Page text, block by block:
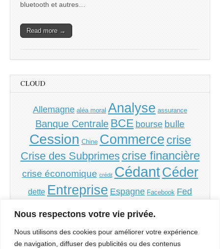
Nous respectons votre vie privée.
Nous utilisons des cookies pour améliorer votre expérience
de navigation, diffuser des publicités ou des contenus
bluetooth et autres…
Read more →
CLOUD
Allemagne aléa moral Analyse assurance
Banque Centrale BCE bourse bulle
Cession Chine Commerce crise
Crise des Subprimes crise financière
crise économique crédit CédantCéder
dette Entreprise Espagne Facebook Fed
PMEPMI
ReprendreRepreneur